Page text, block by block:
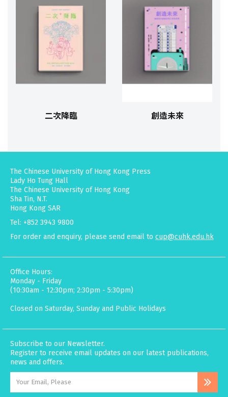
二次降臨 創造未來
The Chinese University of Hong Kong Press
Lady Ho Tung Hall
The Chinese University of Hong Kong
Sha Tin, N.T.
Hong Kong SAR
Tel: +852 3943 9800
For order and enquiry, please send email to cup@cuhk.edu.hk
Office Hours:
Monday - Friday
(10:30am - 12:30pm; 2:30pm - 5:30pm)
Closed on Saturday, Sunday and Public Holidays
Subscribe to our Newsletter.
Register to receive email updates on our latest publications,
news and offers.